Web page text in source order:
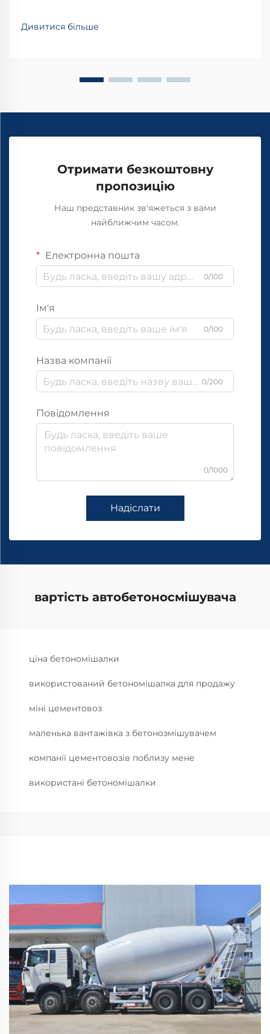
Дивитися більше
Отримати безкоштовну
пропозицію
Наш представник зв'яжеться з вами
найближчим часом.
Електронна пошта
0/100
Ім'я
0/100
Назва компанії
0/200
Повідомлення
0/1000
Надіслати
вартість автобетоносмішувача
ціна бетономішалки
використований бетономішалка для продажу
міні цементовоз
маленька вантажівка з бетонозмішувачем
компанії цементовозів поблизу мене
використані бетономішалки